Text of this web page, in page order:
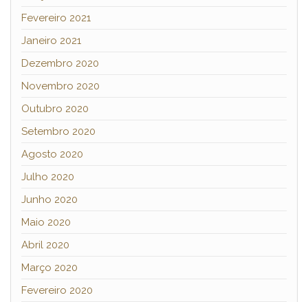
Fevereiro 2021
Janeiro 2021
Dezembro 2020
Novembro 2020
Outubro 2020
Setembro 2020
Agosto 2020
Julho 2020
Junho 2020
Maio 2020
Abril 2020
Março 2020
Fevereiro 2020